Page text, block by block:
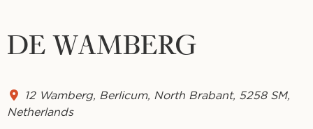
DE WAMBERG
12 Wamberg, Berlicum, North Brabant, 5258 SM,
Netherlands